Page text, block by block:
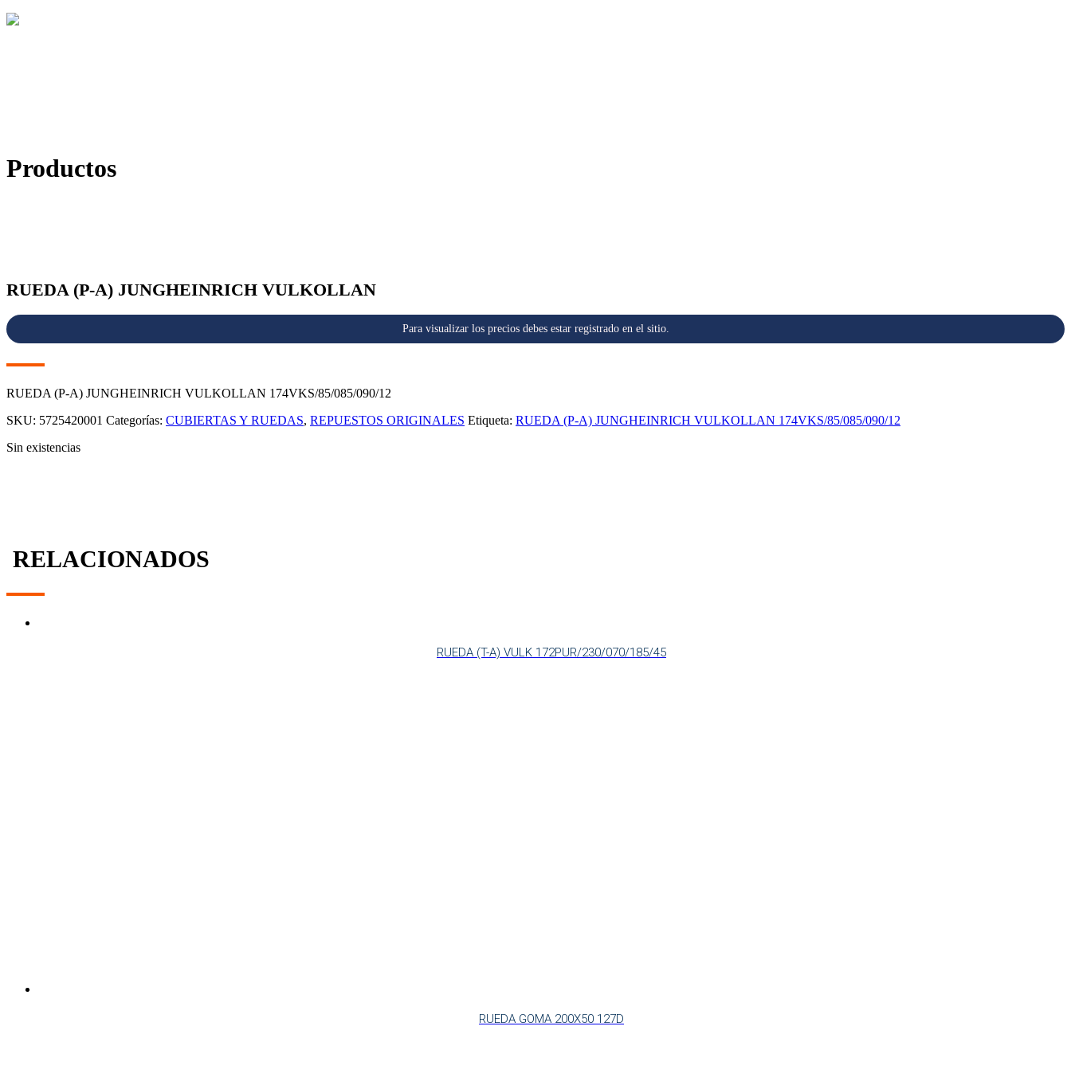
Productos
RUEDA (P-A) JUNGHEINRICH VULKOLLAN
Para visualizar los precios debes estar registrado en el sitio.
RUEDA (P-A) JUNGHEINRICH VULKOLLAN 174VKS/85/085/090/12
SKU: 5725420001 Categorías: CUBIERTAS Y RUEDAS, REPUESTOS ORIGINALES Etiqueta: RUEDA (P-A) JUNGHEINRICH VULKOLLAN 174VKS/85/085/090/12
Sin existencias
RELACIONADOS
RUEDA (T-A) VULK 172PUR/230/070/185/45
RUEDA GOMA 200X50 127D